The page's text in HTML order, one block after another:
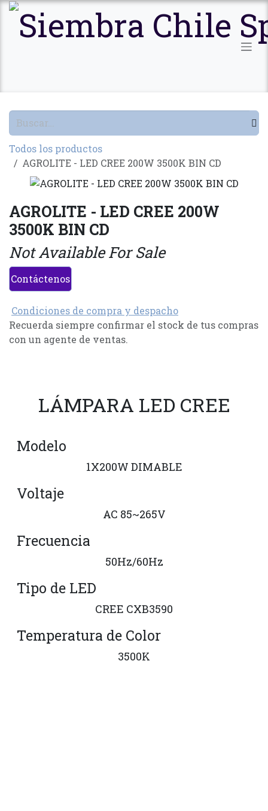
Ir al contenido
Todos los productos
AGROLITE - LED CREE 200W 3500K BIN CD
AGROLITE - LED CREE 200W
3500K BIN CD
Not Available For Sale
Contáctenos
Condiciones de compra y despacho
Recuerda siempre confirmar el stock de tus compras
con un agente de ventas.
LÁMPARA LED CREE
Modelo
1X200W DIMABLE
Voltaje
AC 85~265V
Frecuencia
50Hz/60Hz
Tipo de LED
CREE CXB3590
Temperatura de Color
3500K